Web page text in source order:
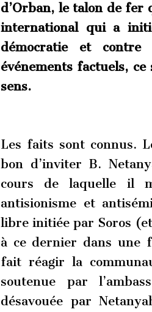
d’Orban, le talon de fer
international qui a
démocratie et
événements factuels,
sens.
Les faits sont connus.
bon d’inviter B.
cours de laquelle il
antisionisme et
libre initiée par Soros
à ce dernier dans une
fait réagir la
soutenue par
désavouée par